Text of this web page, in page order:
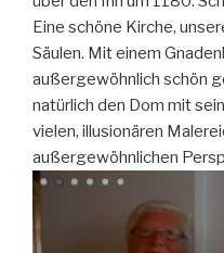
Eine schöne Kirche,
Säulen. Mit einem
außergewöhnlich schön
natürlich den Dom mit
vielen, illusionären
außergewöhnlichen